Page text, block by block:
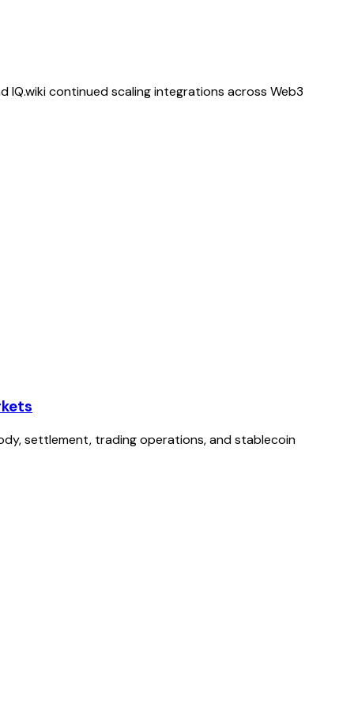
IQ.wiki continued scaling integrations across Web3
settlement, trading operations, and stablecoin